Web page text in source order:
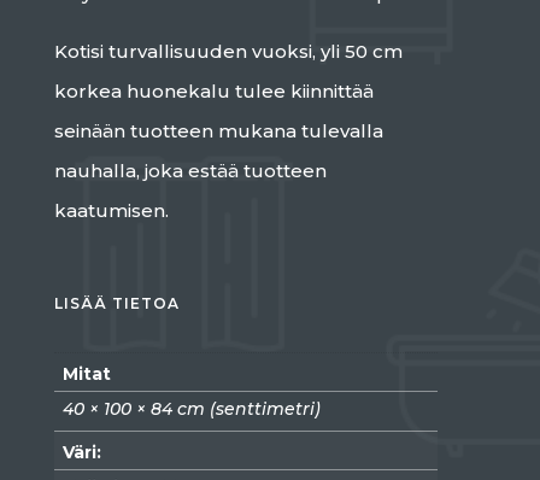
Kotisi turvallisuuden vuoksi, yli 50 cm
korkea huonekalu tulee kiinnittää
seinään tuotteen mukana tulevalla
nauhalla, joka estää tuotteen
kaatumisen.
LISÄÄ TIETOA
Mitat
40 × 100 × 84 cm (senttimetri)
Väri: